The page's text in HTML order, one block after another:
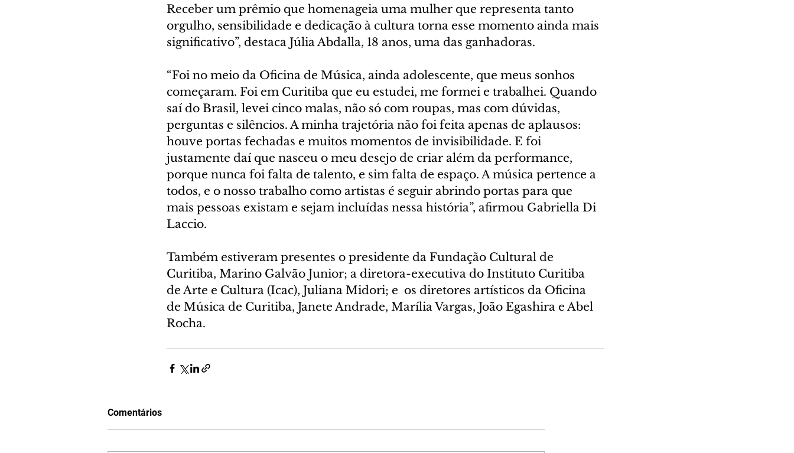
Receber um prêmio que homenageia uma mulher que representa tanto
orgulho, sensibilidade e dedicação à cultura torna esse momento ainda mais
significativo”, destaca Júlia Abdalla, 18 anos, uma das ganhadoras.
“Foi no meio da Oficina de Música, ainda adolescente, que meus sonhos
começaram. Foi em Curitiba que eu estudei, me formei e trabalhei. Quando
saí do Brasil, levei cinco malas, não só com roupas, mas com dúvidas,
perguntas e silêncios. A minha trajetória não foi feita apenas de aplausos:
houve portas fechadas e muitos momentos de invisibilidade. E foi
justamente daí que nasceu o meu desejo de criar além da performance,
porque nunca foi falta de talento, e sim falta de espaço. A música pertence a
todos, e o nosso trabalho como artistas é seguir abrindo portas para que
mais pessoas existam e sejam incluídas nessa história”, afirmou Gabriella Di
Laccio.
Também estiveram presentes o presidente da Fundação Cultural de
Curitiba, Marino Galvão Junior; a diretora-executiva do Instituto Curitiba
de Arte e Cultura (Icac), Juliana Midori; e  os diretores artísticos da Oficina
de Música de Curitiba, Janete Andrade, Marília Vargas, João Egashira e Abel
Rocha.
Comentários